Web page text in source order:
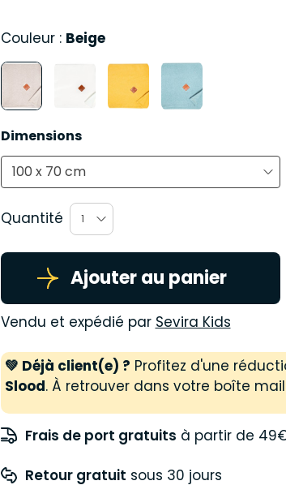
Couleur : Beige
Dimensions
100 x 70 cm
Quantité 1
Ajouter au panier
Vendu et expédié par Sevira Kids
💚 Déjà client(e) ? Profitez d'une
Slood. À retrouver dans votre boîte
Frais de port gratuits à partir de
Retour gratuit sous 30 jours